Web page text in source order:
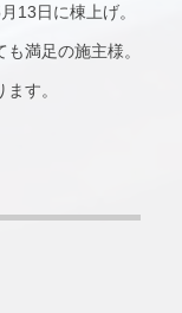
13日に棟上げ。
満足の施主様。
す。